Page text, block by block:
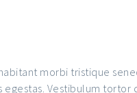
morbi tristique
egestas. Vestibulum tortor